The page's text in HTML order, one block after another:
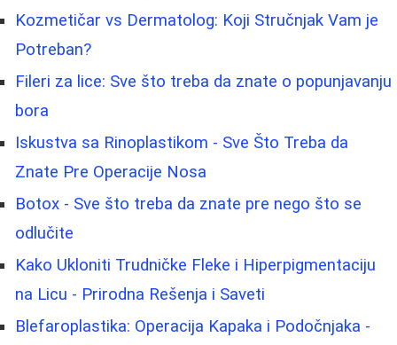
Kozmetičar vs Dermatolog: Koji Stručnjak Vam je
Potreban?
Fileri za lice: Sve što treba da znate o popunjavanju
bora
Iskustva sa Rinoplastikom - Sve Što Treba da
Znate Pre Operacije Nosa
Botox - Sve što treba da znate pre nego što se
odlučite
Kako Ukloniti Trudničke Fleke i Hiperpigmentaciju
na Licu - Prirodna Rešenja i Saveti
Blefaroplastika: Operacija Kapaka i Podočnjaka -